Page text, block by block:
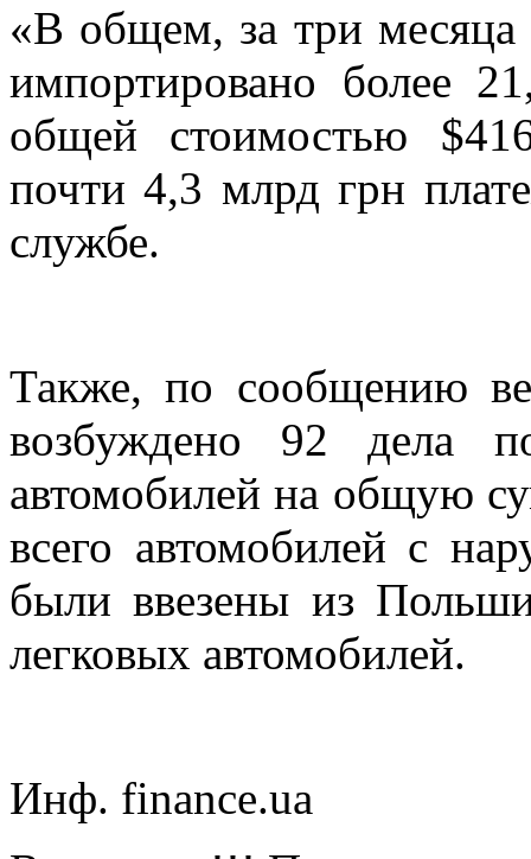
«В общем, за три месяца
импортировано более
общей стоимостью
почти 4,3 млрд грн
службе.
Также, по сообщению
возбуждено 92 дела
автомобилей на общую
всего автомобилей с
были ввезены из
легковых автомобилей.
Инф. finance.ua